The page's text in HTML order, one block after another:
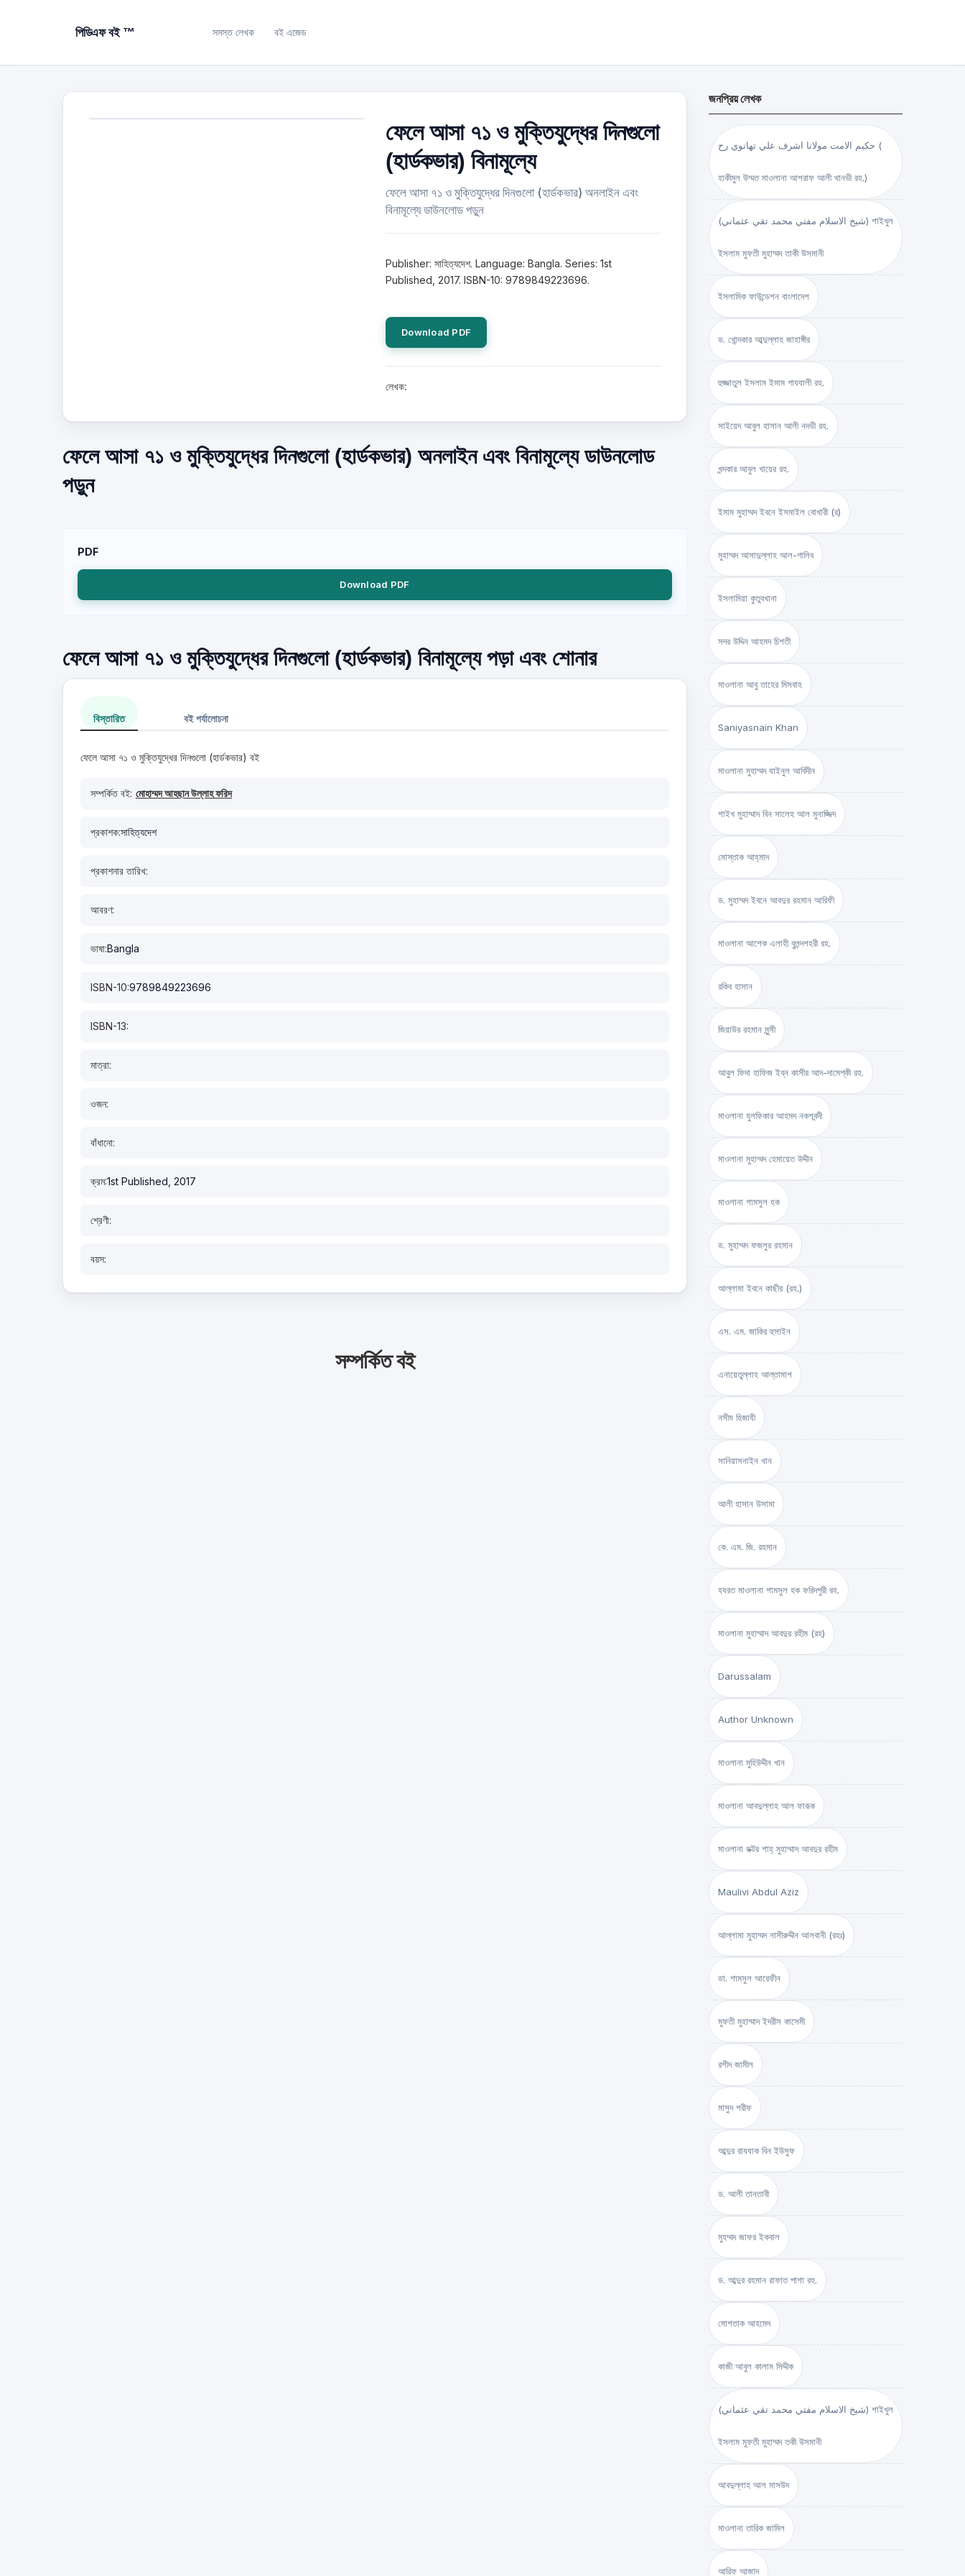
পিডিএফ বই ™ সমস্ত লেখক বই এজেড
ফেলে আসা ৭১ ও মুক্তিযুদ্ধের দিনগুলো
(হার্ডকভার) বিনামূল্যে
ফেলে আসা ৭১ ও মুক্তিযুদ্ধের দিনগুলো (হার্ডকভার) অনলাইন এবং
বিনামূল্যে ডাউনলোড পড়ুন
Publisher: সাহিত্যদেশ. Language: Bangla. Series: 1st
Published, 2017. ISBN-10: 9789849223696.
Download PDF
লেখক:
ফেলে আসা ৭১ ও মুক্তিযুদ্ধের দিনগুলো (হার্ডকভার) অনলাইন এবং বিনামূল্যে ডাউনলোড
পড়ুন
PDF
Download PDF
ফেলে আসা ৭১ ও মুক্তিযুদ্ধের দিনগুলো (হার্ডকভার) বিনামূল্যে পড়া এবং শোনার
বিস্তারিত বই পর্যালোচনা
ফেলে আসা ৭১ ও মুক্তিযুদ্ধের দিনগুলো (হার্ডকভার) বই
সম্পর্কিত বই: মোহাম্মদ আহছান উল্লাহ ফরিদ
প্রকাশক:সাহিত্যদেশ
প্রকাশনার তারিখ:
আবরণ:
ভাষা:Bangla
ISBN-10:9789849223696
ISBN-13:
মাত্রা:
ওজন:
বাঁধানো:
ক্রম:1st Published, 2017
শ্রেণী:
বয়স:
সম্পর্কিত বই
জনপ্রিয় লেখক
حكيم الامت مولانا اشرف علي تهانوي رح (
হাকীমুল উম্মত মাওলানা আশরাফ আলী থানভী রহ.)
(شيخ الاسلام مفتي محمد تقي عثماني) শাইখুল
ইসলাম মুফতী মুহাম্মদ তাকী উসমানী
ইসলামিক ফাউন্ডেশন বাংলাদেশ
ড. খোন্দকার আব্দুল্লাহ জাহাঙ্গীর
হুজ্জাতুল ইসলাম ইমাম গাযযালী রহ.
সাইয়েদ আবুল হাসান আলী নদভী রহ.
খন্দকার আবুল খায়ের রহ.
ইমাম মুহাম্মদ ইবনে ইসমাইল বোখারী (র)
মুহাম্মদ আসাদুল্লাহ আল-গালিব
ইসলামিয়া কুতুবখানা
সদর উদ্দিন আহমদ চিশতী
মাওলানা আবু তাহের মিসবাহ
Saniyasnain Khan
মাওলানা মুহাম্মদ যাইনুল আবিদীন
শাইখ মুহাম্মাদ বিন সালেহ আল মুনাজ্জিদ
মোস্তাক আহ্‌মাদ
ড. মুহাম্মদ ইবনে আবদুর রহমান আরিফী
মাওলানা আশেক এলাহী বুলন্দশহরী রহ.
রকিব হাসান
জিয়াউর রহমান মুন্সী
আবুল ফিদা হাফিজ ইব্‌ন কাসীর আদ-দামেশ্‌কী রহ.
মাওলানা যুলফিকার আহমদ নকশবন্দী
মাওলানা মুহাম্মদ হেমায়েত উদ্দীন
মাওলানা শামসুল হক
ড. মুহাম্মদ ফজলুর রহমান
আল্লামা ইবনে কাছীর (রহ.)
এস. এম. জাকির হুসাইন
এনায়েতুল্লাহ আল্‌তামাশ
নসীম হিজাযী
সানিয়াসনাইন খান
আলী হাসান উসামা
কে. এম. জি. রহমান
হযরত মাওলানা শামসুল হক ফরিদপুরী রহ.
মাওলানা মুহাম্মাদ আবদুর রহীম (রহ)
Darussalam
Author Unknown
মাওলানা মুহিউদ্দীন খান
মাওলানা আবদুল্লাহ আল ফারূক
মাওলানা ডক্টর শাহ্‌ মুহাম্মাদ আবদুর রহীম
Maulivi Abdul Aziz
আল্লামা মুহাম্মদ নাসীরুদ্দীন আলবানী (রহঃ)
ডা. শামসুল আরেফীন
মুফতী মুহাম্মাদ ইদরীস কাসেমী
রশীদ জামীল
মাসুদ শরীফ
আব্দুর রাযযাক বিন ইউসুফ
ড. আলী তানতাবী
মুহম্মদ জাফর ইকবাল
ড. আব্দুর রহমান রাফাত পাশা রহ.
মোশতাক আহমেদ
কাজী আবুল কালাম সিদ্দীক
(شيخ الاسلام مفتي محمد تقي عثماني) শাইখুল
ইসলাম মুফতী মুহাম্মদ তকী উসমানী
আবদুল্লাহ আল মাসউদ
মাওলানা তারিক জামিল
আরিফ আজাদ